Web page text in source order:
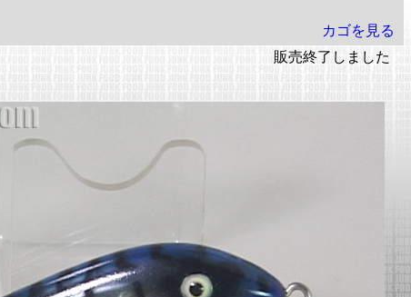
カゴを見る
販売終了しました